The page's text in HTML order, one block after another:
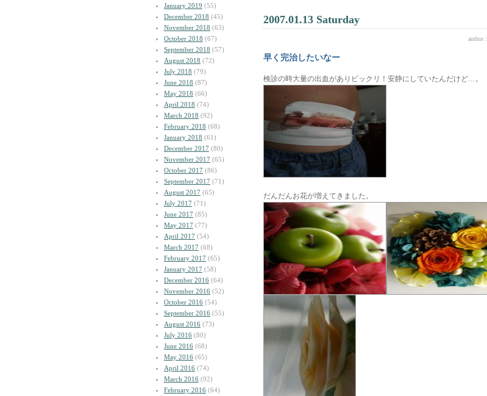
January 2019 (55)
December 2018 (45)
November 2018 (63)
October 2018 (67)
September 2018 (57)
August 2018 (72)
July 2018 (79)
June 2018 (87)
May 2018 (66)
April 2018 (74)
March 2018 (92)
February 2018 (68)
January 2018 (61)
December 2017 (80)
November 2017 (65)
October 2017 (86)
September 2017 (71)
August 2017 (65)
July 2017 (71)
June 2017 (85)
May 2017 (77)
April 2017 (54)
March 2017 (68)
February 2017 (65)
January 2017 (58)
December 2016 (64)
November 2016 (52)
October 2016 (54)
September 2016 (55)
August 2016 (73)
July 2016 (80)
June 2016 (68)
May 2016 (65)
April 2016 (74)
March 2016 (92)
February 2016 (64)
2007.01.13 Saturday
author :
早く完治したいなー
検診の時大量の出血がありビックリ！安静にしていたんだけど…。
だんだんお花が増えてきました。